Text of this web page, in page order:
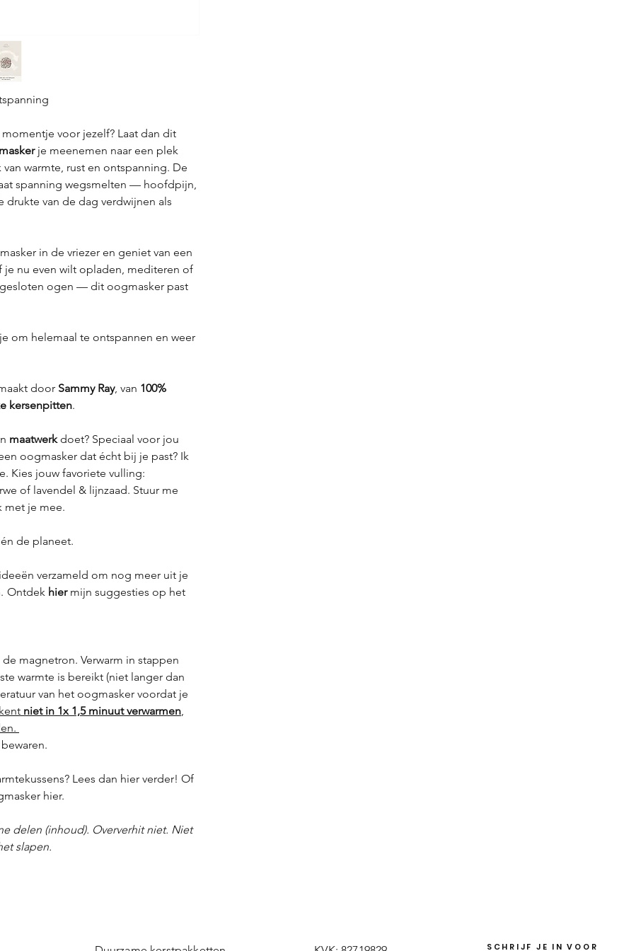
voor jezelf? Laat dan dit
je meenemen naar een plek
warmte, rust en ontspanning. De
spanning wegsmelten — hoofdpijn,
van de dag verdwijnen als
in de vriezer en geniet van een
je nu even wilt opladen, mediteren of
ogen — dit oogmasker past
om helemaal te ontspannen en weer
door Sammy Ray, van 100%
kersenpitten.
maatwerkdoet? Speciaal voor jou
oogmasker dat écht bij je past? Ik
Kies jouw favoriete vulling:
of lavendel & lijnzaad. Stuur me
met je mee.
de planeet.
verzameld om nog meer uit je
Ontdek hier mijn suggesties op het
magnetron. Verwarm in stappen
warmte is bereikt (niet langer dan
van het oogmasker voordat je
niet in 1x 1,5 minuut verwarmen,
Lees dan hier verder! Of
hier.
delen (inhoud). Oververhit niet. Niet
slapen.
SCHRIJF JE IN VOOR